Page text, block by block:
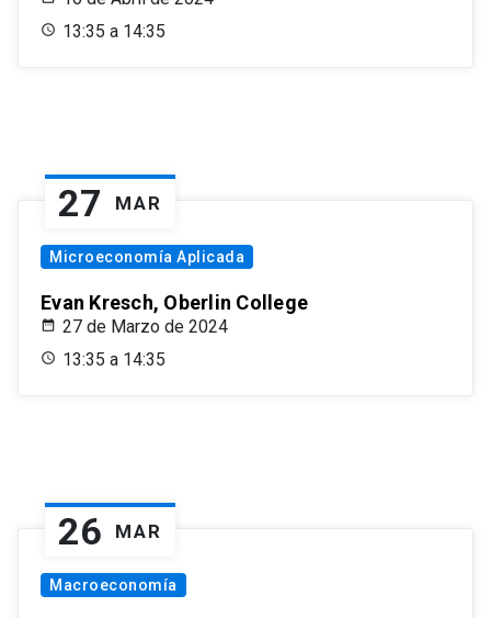
13:35 a 14:35
27 MAR
Microeconomía Aplicada
Evan Kresch, Oberlin College
27 de Marzo de 2024
13:35 a 14:35
26 MAR
Macroeconomía